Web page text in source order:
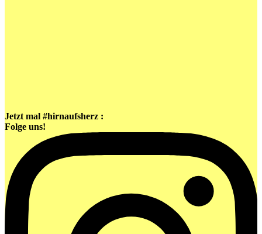
Jetzt mal #hirnaufsherz :
Folge uns!